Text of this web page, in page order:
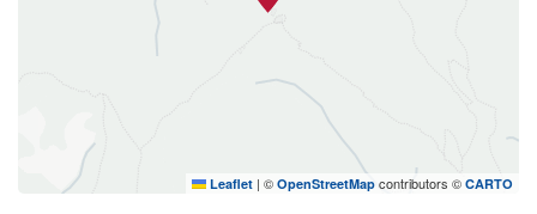
Leaflet | © OpenStreetMap contributors © CARTO